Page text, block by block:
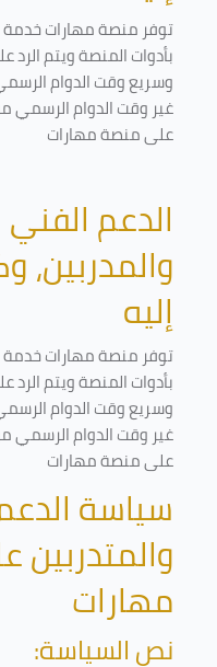
توفر منصة مهارات خدمة
بأدوات المنصة ويتم
وسريع وقت الدوام
غير وقت الدوام الرسمي
على منصة مهارات
الدعم الفني
والمدربين،
إليه
توفر منصة مهارات خدمة
بأدوات المنصة ويتم
وسريع وقت الدوام
غير وقت الدوام الرسمي
على منصة مهارات
سياسة
مهارات
نص السياسة: